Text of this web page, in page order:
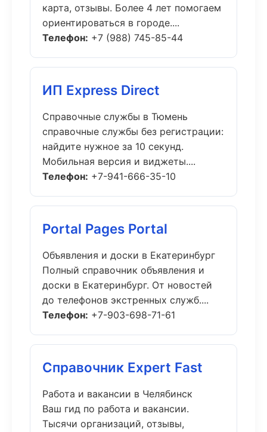
карта, отзывы. Более 4 лет помогаем
ориентироваться в городе....
Телефон: +7 (988) 745-85-44
ИП Express Direct
Справочные службы в Тюмень
справочные службы без регистрации:
найдите нужное за 10 секунд.
Мобильная версия и виджеты....
Телефон: +7-941-666-35-10
Portal Pages Portal
Объявления и доски в Екатеринбург
Полный справочник объявления и
доски в Екатеринбург. От новостей
до телефонов экстренных служб....
Телефон: +7-903-698-71-61
Справочник Expert Fast
Работа и вакансии в Челябинск
Ваш гид по работа и вакансии.
Тысячи организаций, отзывы,